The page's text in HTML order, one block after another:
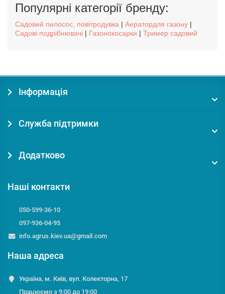
Популярні категорії бренду:
Садовий пилосос, повітродувка | Аератордля газону |
Садові подрібнювачі | Газонокосарки | Тример садовий
Інформація
Служба підтримки
Додатково
Наші контакти
050-599-36-10
097-936-04-95
info.agrus.kiev.ua@gmail.com
Наша адреса
Україна, м. Київ, вул. Колекторна, 17
Працюємо з 9:00 до 19:00